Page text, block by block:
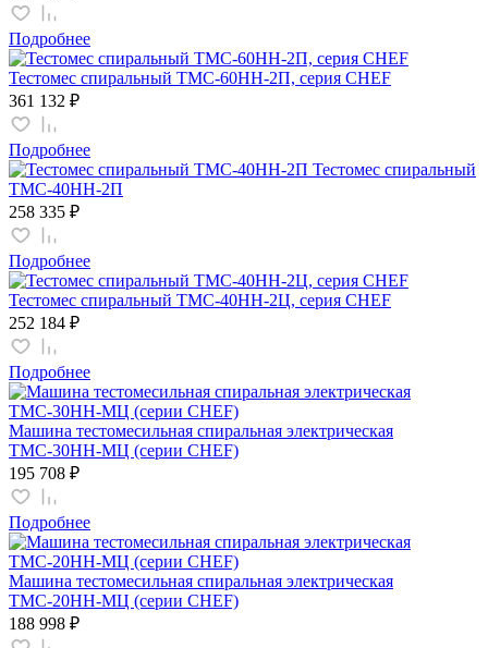
Подробнее
Тестомес спиральный ТМС-60НН-2П, серия CHEF
361 132 ₽
Подробнее
Тестомес спиральный
ТМС-40НН-2П
258 335 ₽
Подробнее
Тестомес спиральный ТМС-40НН-2Ц, серия CHEF
252 184 ₽
Подробнее
Машина тестомесильная спиральная электрическая
ТМС-30НН-МЦ (серии CHEF)
195 708 ₽
Подробнее
Машина тестомесильная спиральная электрическая
ТМС-20НН-МЦ (серии CHEF)
188 998 ₽